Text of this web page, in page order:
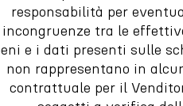
responsabilità per
incongruenze tra le
e i dati presenti sulle
non rappresentano in
contrattuale per il